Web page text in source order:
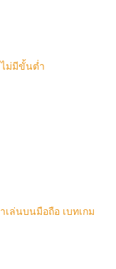
ม่มีขั้นต่ำ
เล่นบนมือถือ เบทเกม